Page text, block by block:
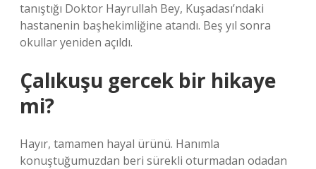
tanıştığı Doktor Hayrullah Bey, Kuşadası’ndaki
hastanenin başhekimliğine atandı. Beş yıl sonra
okullar yeniden açıldı.
Çalıkuşu gercek bir hikaye
mi?
Hayır, tamamen hayal ürünü. Hanımla
konuştuğumuzdan beri sürekli oturmadan odadan